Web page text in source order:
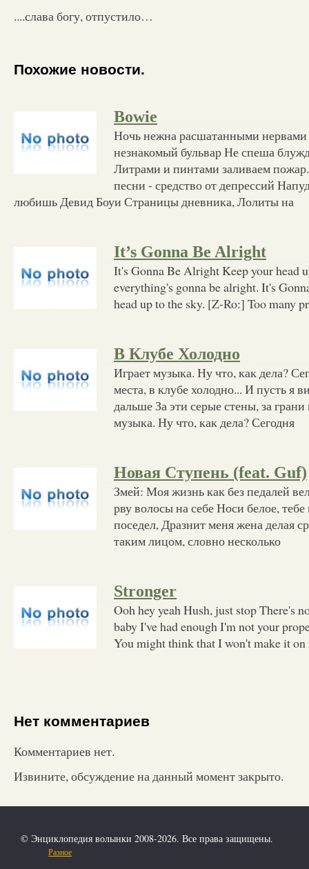
....слава богу, отпустило…
Похожие новости.
Bowie
Ночь нежна расшатанными
незнакомый бульвар Не спеша
Литрами и пинтами заливаем
песни - средство от депрессий
любишь Девид Боуи Страницы дневника, Лолиты на
It’s Gonna Be Alright
It's Gonna Be Alright Keep your head
everything's gonna be alright. It's
head up to the sky. [Z-Ro:] Too many
В Клубе Холодно
Играет музыка. Ну что, как дела?
места, в клубе холодно... И пусть я
дальше За эти серые стены, за грани
музыка. Ну что, как дела? Сегодня
Новая Ступень (feat. Guf)
Змей: Моя жизнь как без педалей
рву волосы на себе Носи белое,
поседел, Дразнит меня жена делая
таким лицом, словно несколько
Stronger
Ooh hey yeah Hush, just stop There's
baby I've had enough I'm not your
You might think that I won't make it on
Нет комментариев
Комментариев нет.
Извините, обсуждение на данный момент закрыто.
© Энциклопедия волынки 2008-2026. Все права защищены.
Разное